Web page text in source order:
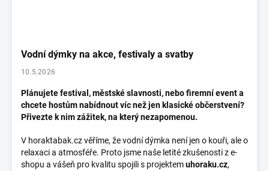
Vodní dýmky na akce, festivaly a svatby
10.5.2026
Plánujete festival, městské slavnosti, nebo firemní event a
chcete hostům nabídnout víc než jen klasické občerstvení?
Přivezte k nim zážitek, na který nezapomenou.
V horaktabak.cz věříme, že vodní dýmka není jen o kouři, ale o
relaxaci a atmosféře. Proto jsme naše letité zkušenosti z e-
shopu a vášeň pro kvalitu spojili s projektemuhoraku.cz,